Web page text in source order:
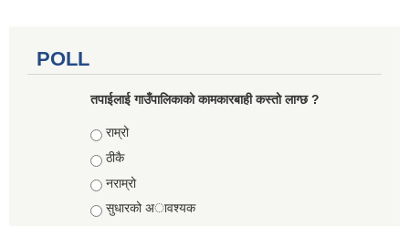
POLL
तपाईलाई गाउँपालिकाको कामकारबाही कस्तो लाग्छ ?
Choices
राम्रो
ठीकै
नराम्रो
सुधारको अावश्यक